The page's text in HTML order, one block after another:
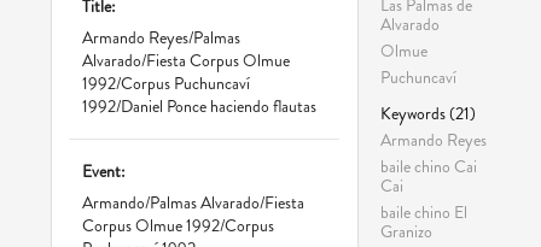
Title:
Armando Reyes/Palmas
Alvarado/Fiesta Corpus Olmue
1992/Corpus Puchuncaví
1992/Daniel Ponce haciendo flautas
Event:
Armando/Palmas Alvarado/Fiesta
Corpus Olmue 1992/Corpus
Alvarado
Olmue
Puchuncaví
Keywords (21)
Armando Reyes
baile chino Cai
Cai
baile chino El
Granizo